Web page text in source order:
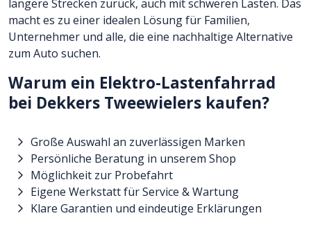
längere Strecken zurück, auch mit schweren Lasten. Das
macht es zu einer idealen Lösung für Familien,
Unternehmer und alle, die eine nachhaltige Alternative
zum Auto suchen.
Warum ein Elektro-Lastenfahrrad
bei Dekkers Tweewielers kaufen?
Große Auswahl an zuverlässigen Marken
Persönliche Beratung in unserem Shop
Möglichkeit zur Probefahrt
Eigene Werkstatt für Service & Wartung
Klare Garantien und eindeutige Erklärungen